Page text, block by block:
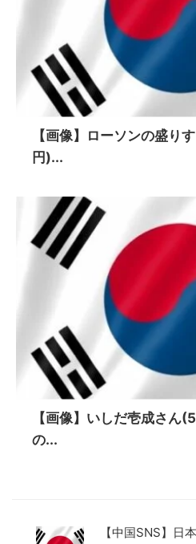
【画像】ローソンの盛り
円)...
【画像】いしだ壱成さん
の...
【中国SNS】日